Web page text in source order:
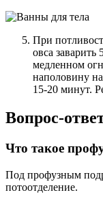
При
овса заварить
медленном
наполовину
15-20 минут.
Вопрос-
Что такое
Под профузным
потоотделение.